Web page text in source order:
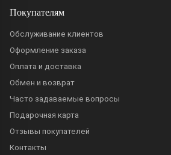
Покупателям
Обслуживание клиентов
Оформление заказа
Оплата и доставка
Обмен и возврат
Часто задаваемые вопросы
Подарочная карта
Отзывы покупателей
Контакты